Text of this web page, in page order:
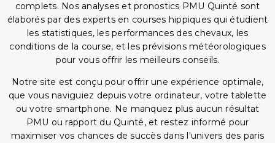
complets. Nos analyses et pronostics PMU Quinté sont
élaborés par des experts en courses hippiques qui étudient
les statistiques, les performances des chevaux, les
conditions de la course, et les prévisions météorologiques
pour vous offrir les meilleurs conseils.
Notre site est conçu pour offrir une expérience optimale,
que vous naviguiez depuis votre ordinateur, votre tablette
ou votre smartphone. Ne manquez plus aucun résultat
PMU ou rapport du Quinté, et restez informé pour
maximiser vos chances de succès dans l'univers des paris